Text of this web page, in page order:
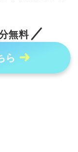
無料
ら